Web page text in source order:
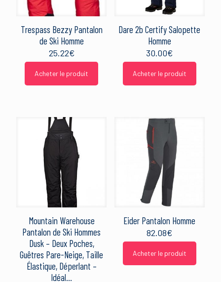
Trespass Bezzy Pantalon
de Ski Homme
25.22€
Acheter le produit
Dare 2b Certify Salopette
Homme
30.00€
Acheter le produit
Mountain Warehouse
Pantalon de Ski Hommes
Dusk – Deux Poches,
Guêtres Pare-Neige, Taille
Élastique, Déperlant –
Idéal…
Eider Pantalon Homme
82.08€
Acheter le produit